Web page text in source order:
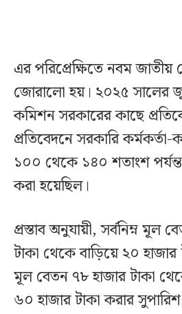
এর পরিপ্রেক্ষিতে নবম জাতীয়
জোরালো হয়। ২০২৫ সালের
কমিশন সরকারের কাছে
প্রতিবেদনে সরকারি
১০০ থেকে ১৪০ শতাংশ
করা হয়েছিল।
প্রস্তাব অনুযায়ী, সর্বনিম্ন মূল
টাকা থেকে বাড়িয়ে ২০ হাজার
মূল বেতন ৭৮ হাজার টাকা
৬০ হাজার টাকা করার